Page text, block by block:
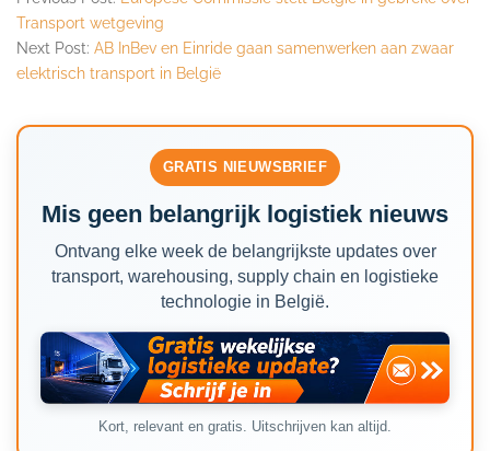
Transport wetgeving
Next Post: AB InBev en Einride gaan samenwerken aan zwaar
elektrisch transport in België
GRATIS NIEUWSBRIEF
Mis geen belangrijk logistiek nieuws
Ontvang elke week de belangrijkste updates over
transport, warehousing, supply chain en logistieke
technologie in België.
Kort, relevant en gratis. Uitschrijven kan altijd.